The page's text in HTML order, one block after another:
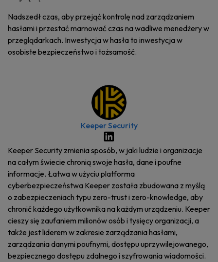
Nadszedł czas, aby przejąć kontrolę nad zarządzaniem
hasłami i przestać marnować czas na wadliwe menedżery w
przeglądarkach. Inwestycja w hasła to inwestycja w
osobiste bezpieczeństwo i tożsamość.
Keeper Security
Keeper Security zmienia sposób, w jaki ludzie i organizacje
na całym świecie chronią swoje hasła, dane i poufne
informacje. Łatwa w użyciu platforma
cyberbezpieczeństwa Keeper została zbudowana z myślą
o zabezpieczeniach typu zero-trust i zero-knowledge, aby
chronić każdego użytkownika na każdym urządzeniu. Keeper
cieszy się zaufaniem milionów osób i tysięcy organizacji, a
także jest liderem w zakresie zarządzania hasłami,
zarządzania danymi poufnymi, dostępu uprzywilejowanego,
bezpiecznego dostępu zdalnego i szyfrowania wiadomości.